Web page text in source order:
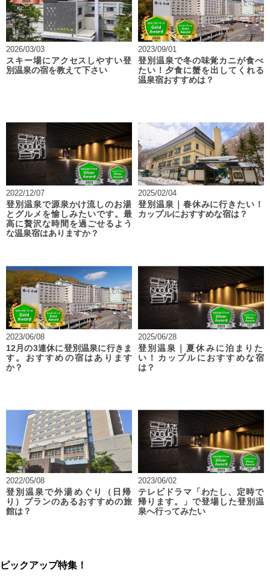
2026/03/03
スキー場にアクセスしやすい登
別温泉の宿を教えて下さい
2023/09/01
登別温泉で冬の味覚カニが食べ
たい！夕食に蟹を出してくれる
温泉宿おすすめは？
2022/12/07
登別温泉で源泉かけ流しのお湯
とグルメを愉しみたいです。最
高に贅沢な時間を過ごせるよう
な温泉宿はありますか？
2025/02/04
登別温泉｜春休みに行きたい！
カップルにおすすめな宿は？
2023/06/08
12月の3連休に登別温泉に行きま
す。おすすめの宿はあります
か？
2025/06/28
登別温泉｜夏休みに泊まりた
い！カップルにおすすめな宿
は？
2022/05/08
登別温泉で外湯めぐり（日帰
り）プランのあるおすすめの旅
館は？
2023/06/02
テレビドラマ「わたし、定時で
帰ります。」で登場した登別温
泉へ行ってみたい
ピックアップ特集！